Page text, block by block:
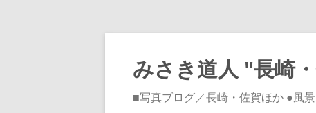
みさき道人 "長崎
■写真ブログ／長崎・佐賀ほか ●風